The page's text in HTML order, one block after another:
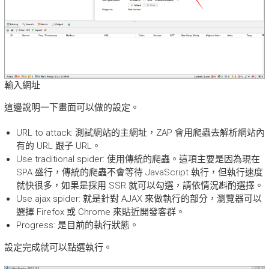
輸入網址
這邊說明一下畫面可以做的設定。
URL to attack: 測試網站的主網址，ZAP 會用爬蟲去解析網站內
有的 URL 跟子 URL。
Use traditional spider: 使用傳統的爬蟲。這項主要是因為現在
SPA 盛行，傳統的爬蟲不會等待 JavaScript 執行，但執行速度
就快很多，如果是採用 SSR 就可以勾選，請依情況斟酌選擇。
Use ajax spider: 就是針對 AJAX 來做執行的部分，瀏覽器可以
選擇 Firefox 或 Chrome 來貼近開發客群。
Progress: 是目前的執行狀態。
設定完成就可以點選執行。